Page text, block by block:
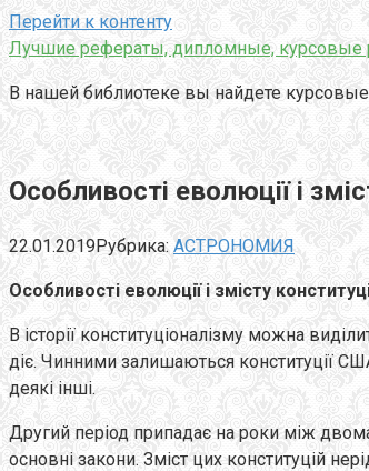
Перейти к контенту
Лучшие рефераты, дипломные, курсовые
В нашей библиотеке вы найдете
Особливості еволюції і
22.01.2019Рубрика: АСТРОНОМИЯ
Особливості еволюції і змісту
В історії конституціоналізму можна
діє. Чинними залишаються конституції
деякі інші.
Другий період припадає на роки між
основні закони. Зміст цих конституцій